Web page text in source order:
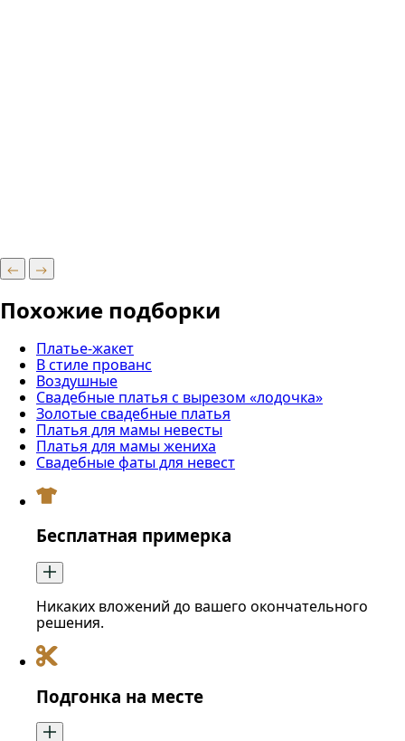
Похожие подборки
Платье-жакет
В стиле прованс
Воздушные
Свадебные платья с вырезом «лодочка»
Золотые свадебные платья
Платья для мамы невесты
Платья для мамы жениха
Свадебные фаты для невест
Бесплатная примерка
Никаких вложений до вашего окончательного
решения.
Подгонка на месте